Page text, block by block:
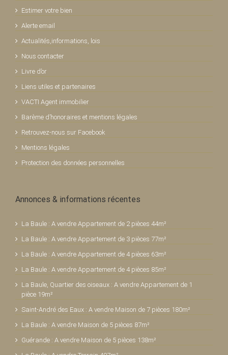
Estimer votre bien
Alerte email
Actualités,informations, lois
Nous contacter
Livre d’or
Liens utiles et partenaires
VACTI Agent immobilier
Barème d’honoraires et mentions légales
Retrouvez-nous sur Facebook
Mentions légales
Protection des données personnelles
Annonces & informations récentes
La Baule : A vendre Appartement de 2 pièces 44m²
La Baule : A vendre Appartement de 3 pièces 77m²
La Baule : A vendre Appartement de 4 pièces 63m²
La Baule : A vendre Appartement de 4 pièces 85m²
La Baule, Quartier des oiseaux : A vendre Appartement de 1
pièce 19m²
Saint-André des Eaux : A vendre Maison de 7 pièces 180m²
La Baule : A vendre Maison de 5 pièces 87m²
Guérande : A vendre Maison de 5 pièces 138m²